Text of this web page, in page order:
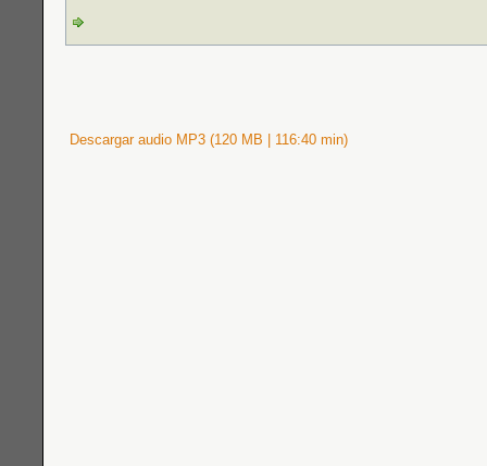
Descargar audio MP3 (120 MB | 116:40 min)